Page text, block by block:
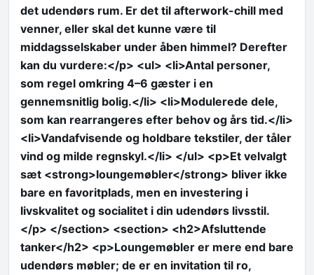
det udendørs rum. Er det til afterwork-chill med
venner, eller skal det kunne være til
middagsselskaber under åben himmel? Derefter
kan du vurdere:</p> <ul> <li>Antal personer,
som regel omkring 4–6 gæster i en
gennemsnitlig bolig.</li> <li>Modulerede dele,
som kan rearrangeres efter behov og års tid.</li>
<li>Vandafvisende og holdbare tekstiler, der tåler
vind og milde regnskyl.</li> </ul> <p>Et velvalgt
sæt <strong>loungemøbler</strong> bliver ikke
bare en favoritplads, men en investering i
livskvalitet og socialitet i din udendørs livsstil.
</p> </section> <section> <h2>Afsluttende
tanker</h2> <p>Loungemøbler er mere end bare
udendørs møbler; de er en invitation til ro,